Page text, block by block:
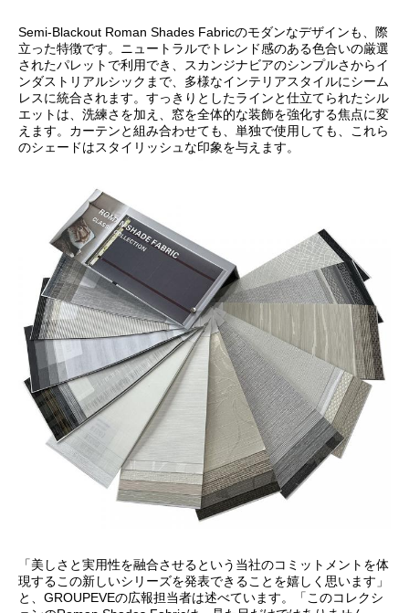
Semi-Blackout Roman Shades Fabricのモダンなデザインも、際
立った特徴です。ニュートラルでトレンド感のある色合いの厳選
されたパレットで利用でき、スカンジナビアのシンプルさからイ
ンダストリアルシックまで、多様なインテリアスタイルにシーム
レスに統合されます。すっきりとしたラインと仕立てられたシル
エットは、洗練さを加え、窓を全体的な装飾を強化する焦点に変
えます。カーテンと組み合わせても、単独で使用しても、これら
のシェードはスタイリッシュな印象を与えます。
「美しさと実用性を融合させるという当社のコミットメントを体
現するこの新しいシリーズを発表できることを嬉しく思います」
と、GROUPEVEの広報担当者は述べています。「このコレクシ